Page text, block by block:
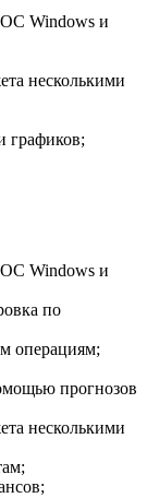
Windows и
несколькими
графиков;
Windows и
по
операциям;
прогнозов
несколькими